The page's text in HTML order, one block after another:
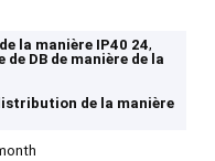
la manière IP40 24,
de DB de manière de la
de la manière